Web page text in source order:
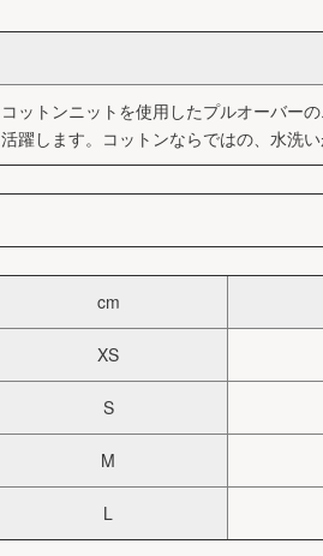
コットンニットを使用したプルオーバー
活躍します。コットンならではの、水洗
cm
XS
S
M
L